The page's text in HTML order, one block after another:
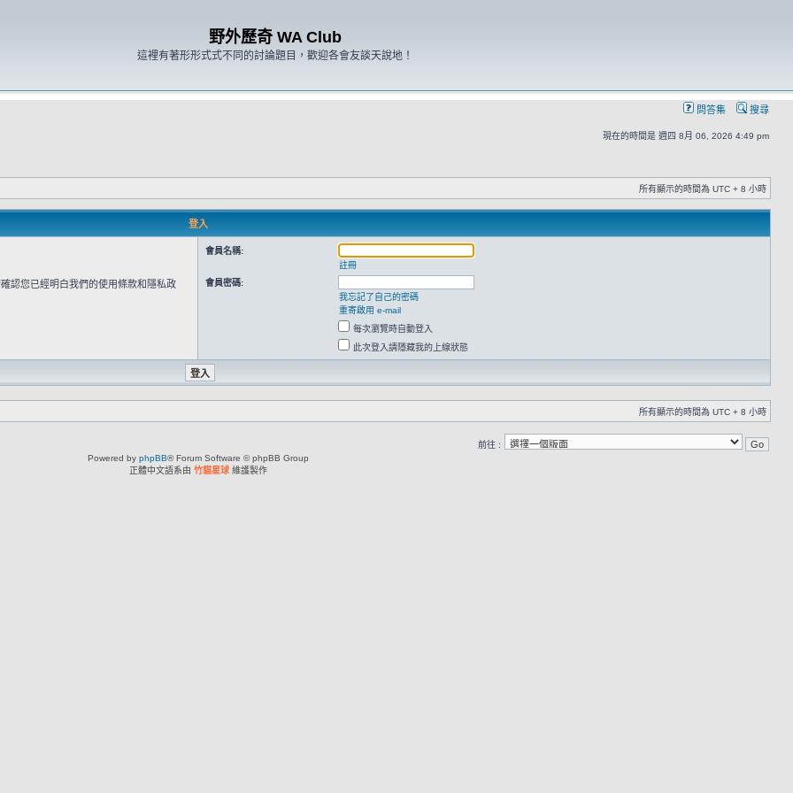
野外歷奇 WA Club
這裡有著形形式式不同的討論題目，歡迎各會友談天說地！
問答集 搜尋
現在的時間是 週四 8月 06, 2026 4:49 pm
所有顯示的時間為 UTC + 8 小時
登入
認您已經明白我們的使用條款和隱私政
會員名稱:
註冊
會員密碼:
我忘記了自己的密碼
重寄啟用 e-mail
每次瀏覽時自動登入
此次登入請隱藏我的上線狀態
所有顯示的時間為 UTC + 8 小時
前往 :
Powered by phpBB® Forum Software © phpBB Group
正體中文語系由 竹貓星球 維護製作